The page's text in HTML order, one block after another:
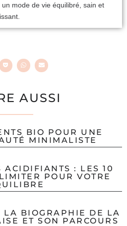
un mode de vie équilibré, sain et
AUSSI
BIO POUR UNE
MINIMALISTE
ACIDIFIANTS : LES 10
POUR VOTRE
LA BIOGRAPHIE DE LA
ET SON PARCOURS